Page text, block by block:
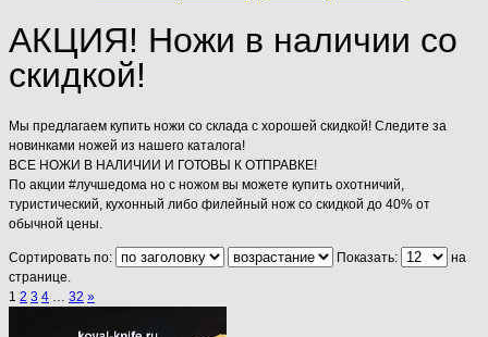
АКЦИЯ! Ножи в наличии со
скидкой!
Мы предлагаем купить ножи со склада с хорошей скидкой! Следите за
новинками ножей из нашего каталога!
ВСЕ НОЖИ В НАЛИЧИИ И ГОТОВЫ К ОТПРАВКЕ!
По акции #лучшедома но с ножом вы можете купить охотничий,
туристический, кухонный либо филейный нож со скидкой до 40% от
обычной цены.
Сортировать по: Показать:
на
странице.
1 2 3 4 … 32 »